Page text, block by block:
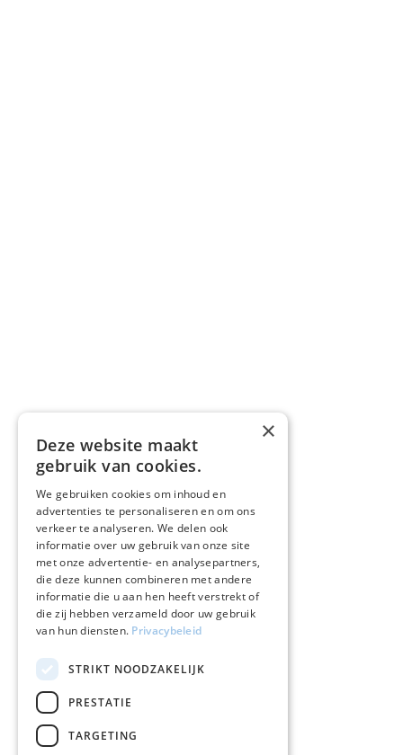
×
Deze website maakt
gebruik van cookies.
We gebruiken cookies om inhoud en
advertenties te personaliseren en om ons
verkeer te analyseren. We delen ook
informatie over uw gebruik van onze site
met onze advertentie- en analysepartners,
die deze kunnen combineren met andere
informatie die u aan hen heeft verstrekt of
die zij hebben verzameld door uw gebruik
van hun diensten. Privacybeleid
STRIKT NOODZAKELIJK
PRESTATIE
TARGETING